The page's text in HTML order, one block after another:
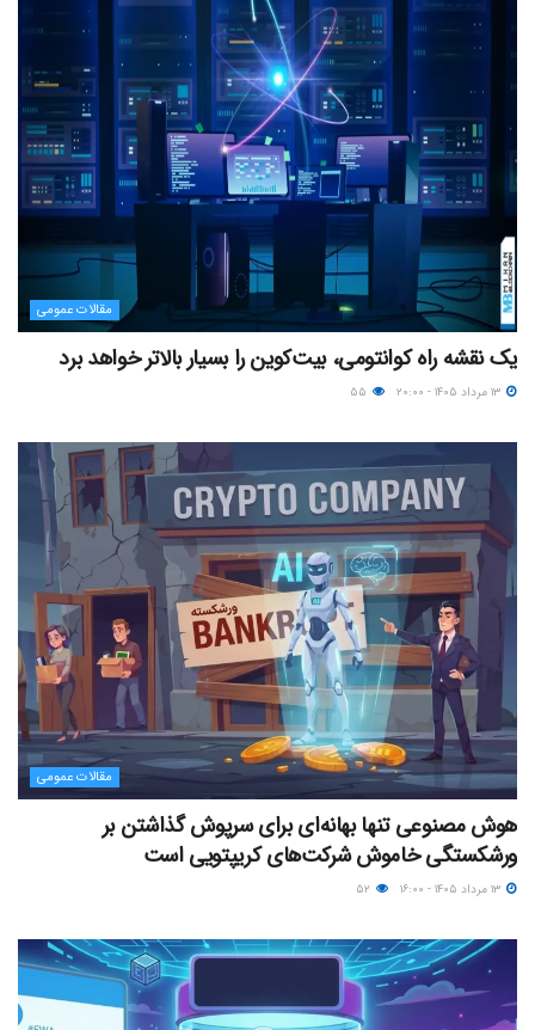
مقالات عمومی
یک نقشه راه کوانتومی، بیت‌کوین را بسیار بالاتر خواهد برد
مقالات عمومی
هوش مصنوعی تنها بهانه‌ای برای سرپوش گذاشتن بر
ورشکستگی خاموش شرکت‌های کریپتویی است